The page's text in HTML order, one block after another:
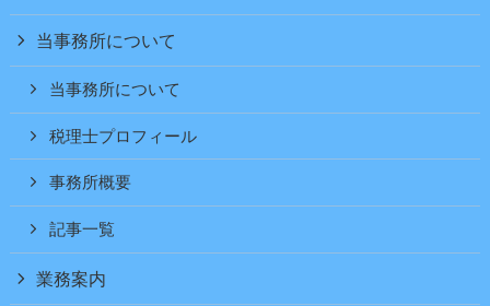
当事務所について
当事務所について
税理士プロフィール
事務所概要
記事一覧
業務案内